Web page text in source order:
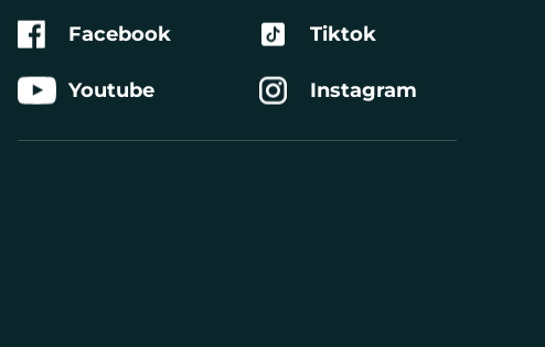
Facebook
Youtube
Tiktok
Instagram